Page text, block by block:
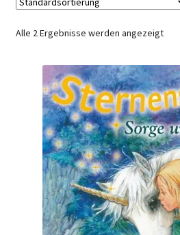
Kunden-/Mitarbeitergeschenke
Ladies-Night
Mein Konto
Nähtag
Saferpay Checkout
Alle 2 Ergebnisse werden angezeigt